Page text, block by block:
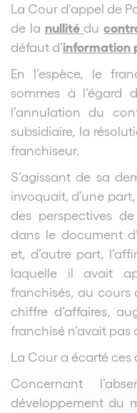
La Cour d’appel de
de la nullité du
défaut d’information
En l’espèce, le
sommes à l’égard
l’annulation du
subsidiaire, la
franchiseur.
S’agissant de sa
invoquait, d’une
des perspectives
dans le document
et, d’autre part,
laquelle il avait
franchisés, au cours
chiffre d’affaires,
franchisé n’avait pas
La Cour a écarté ces
Concernant
développement du